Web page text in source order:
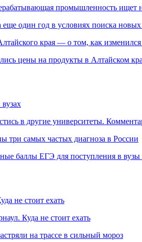
промышленность ищет
один год в условиях поиска
края — о том, как
цены на продукты в Алтайском
в другие университеты.
три самых частых диагноза в России
баллы ЕГЭ для поступления в
не стоит ехать
Куда не стоит ехать
на трассе в сильный мороз